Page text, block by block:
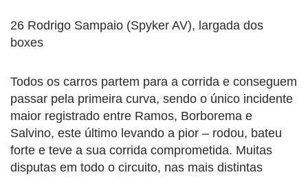
26 Rodrigo Sampaio (Spyker AV), largada dos
boxes
Todos os carros partem para a corrida e conseguem
passar pela primeira curva, sendo o único incidente
maior registrado entre Ramos, Borborema e
Salvino, este último levando a pior – rodou, bateu
forte e teve a sua corrida comprometida. Muitas
disputas em todo o circuito, nas mais distintas